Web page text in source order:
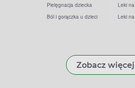
Pielęgnacja dziecka
Ból i gorączka u dzieci
Leki
Leki na
Zobacz więcej